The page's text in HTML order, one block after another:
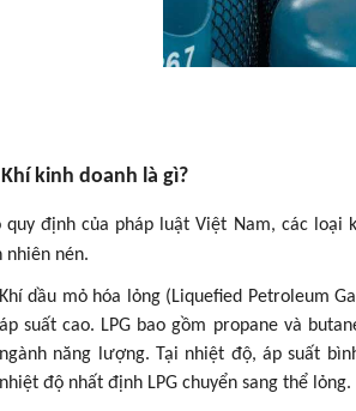
kinh doanh là gì?
quy định của pháp luật Việt Nam, các loại
nhiên nén.
Khí dầu mỏ hóa lỏng (Liquefied Petroleum
áp suất cao. LPG bao gồm propane và
ngành năng lượng. Tại nhiệt độ, áp suất
nhiệt độ nhất định LPG chuyển sang thể lỏng.